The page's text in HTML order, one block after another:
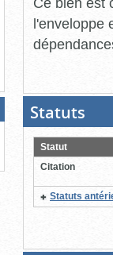
l'enveloppe
Statuts
pour
Statut
Citation
Statuts